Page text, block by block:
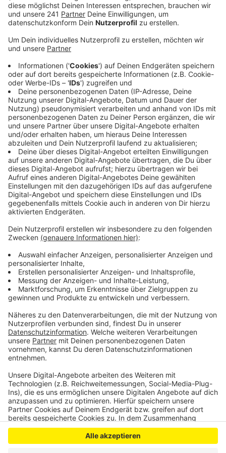
Anzeige
verschiedener Organisationen und Sprecher aller
Fraktionen gegen die Politik der AfD positioniert.
Veröffentlicht:Montag, 22.01.2024 06:45
Anzeige
Für die Demo angemeldet waren ursprünglich nur 25
Teilnehmer. Sie ist also um ein Vielfaches größer
ausgefallen, als anfangs gedacht. Das gilt auch für
die Demo vor dem Parteibüro der AfD am
Freitagabend: Dort sind mit rund 500 Teilnehmern fast
zehn mal mehr Menschen gekommen, als angemeldet
waren. Dennoch sind beide Demos ohne Zwischenfälle
verlaufen, sagt die Polizei.
Auslöser für die Proteste war auch bei uns das
Mitgliedern in Potsdam, das das Medienhaus correctiv
Politikerinnen aus Morsbach und Engelskirchen, die
dem Landesvorstand der Werteunion angehören,
sollen daran teilgenommen haben.
Anzeige